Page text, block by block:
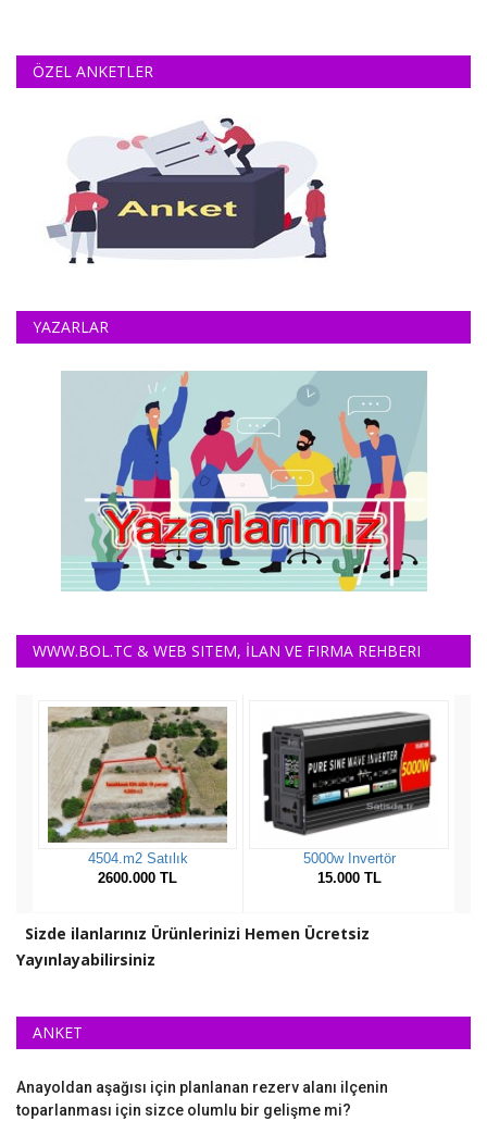
ÖZEL ANKETLER
YAZARLAR
WWW.BOL.TC & WEB SITEM, İLAN VE FIRMA REHBERI
Sizde ilanlarınız Ürünlerinizi Hemen Ücretsiz
Yayınlayabilirsiniz
ANKET
Anayoldan aşağısı için planlanan rezerv alanı ilçenin
toparlanması için sizce olumlu bir gelişme mi?